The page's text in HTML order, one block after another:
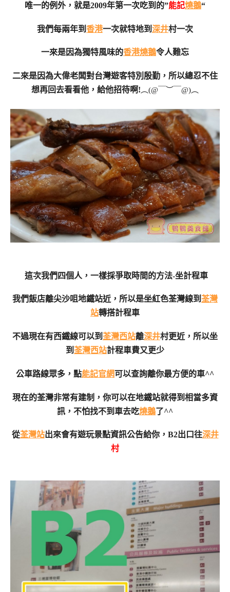
唯一的例外，就是2009年第一次吃到的”能記燒鵝“
我們每兩年到 香港一次就特地到 深井村一次
一來是因為獨特風味的香港燒鵝令人難忘
二來是因為大偉老闆對台灣遊客特別殷勤，所以總忍不住
想再回去看看他，給他招待啊! ︵(@￣︶￣@)︵
這次我們四個人，一樣採爭取時間的方法-坐計程車
我們飯店離尖沙咀地鐵站近，所以是坐紅色荃灣線到荃灣
站轉搭計程車
不過現在有西鐵線可以到 荃灣西站離深井村更近，所以坐
到 荃灣西站計程車費又更少
公車路線眾多，點能記官網可以查詢離你最方便的車^^
現在的荃灣非常有建制，你可以在地鐵站就得到相當多資
訊，不怕找不到車去吃燒鵝了^^
從荃灣站出來會有遊玩景點資訊公告給你，B2出口往深井
村